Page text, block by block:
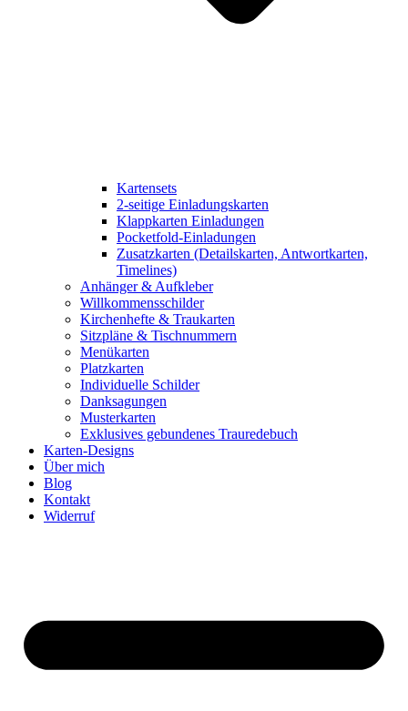
Kartensets
2-seitige Einladungskarten
Klappkarten Einladungen
Pocketfold-Einladungen
Zusatzkarten (Detailskarten, Antwortkarten,
Timelines)
Anhänger & Aufkleber
Willkommensschilder
Kirchenhefte & Traukarten
Sitzpläne & Tischnummern
Menükarten
Platzkarten
Individuelle Schilder
Danksagungen
Musterkarten
Exklusives gebundenes Trauredebuch
Karten-Designs
Über mich
Blog
Kontakt
Widerruf